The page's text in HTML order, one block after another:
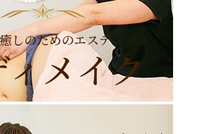
しのためのエステ
メイク